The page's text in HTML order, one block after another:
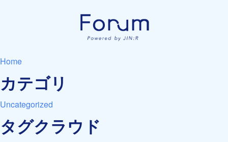
Home
カテゴリ
Uncategorized
タグクラウド